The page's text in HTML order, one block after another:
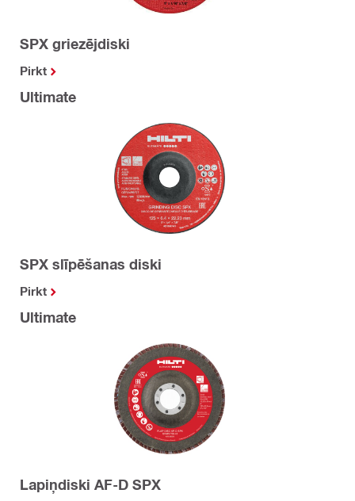
SPX griezējdiski
Pirkt
Ultimate
SPX slīpēšanas diski
Pirkt
Ultimate
Lapiņdiski AF-D SPX